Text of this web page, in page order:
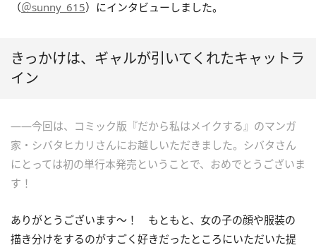
（＠sunny_615）にインタビューしました。
きっかけは、ギャルが引いてくれたキャットラ
イン
――今回は、コミック版『だから私はメイクする』のマンガ
家・シバタヒカリさんにお越しいただきました。シバタさん
にとっては初の単行本発売ということで、おめでとうございま
す！
ありがとうございます～！ もともと、女の子の顔や服装の
描き分けをするのがすごく好きだったところにいただいた提